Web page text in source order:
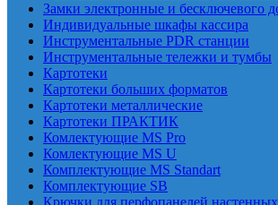
Замки электронные и бесключевого
Индивидуальные шкафы кассира
Инструментальные PDR станции
Инструментальные тележки и тумбы
Картотеки
Картотеки больших форматов
Картотеки металлические
Картотеки ПРАКТИК
Комлектующие MS Pro
Комлектующие MS U
Комплектующие MS Standart
Комплектующие SB
Крючки для перфопанелей настенных